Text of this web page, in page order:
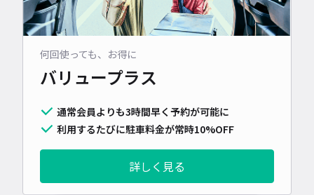
何回使っても、お得に
バリュープラス
通常会員よりも3時間早く予約が可能に
利用するたびに駐車料金が常時10%OFF
詳しく見る